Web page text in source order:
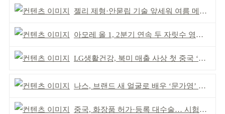
젤리 제형·안묻립 기술 앞세워 여름 메이크업 시장 공략
아모레 올 1, 2분기 연속 두 자릿수 영업이익률 기록
LG생활건강, 북미 매출 사상 첫 중국 ‘추월’
나스, 브랜드 새 얼굴로 배우 ‘문가영’ 발탁
중국, 화장품 허가·등록 대수술… 시험자료 공용 허용